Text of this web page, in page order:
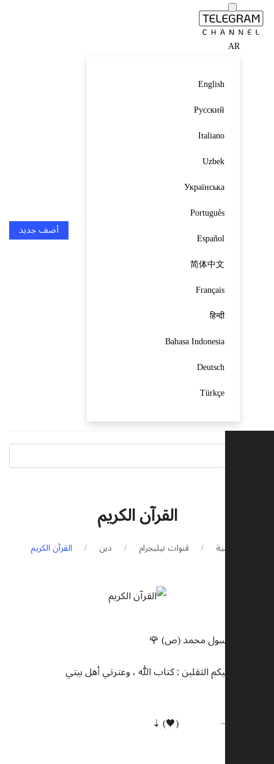
AR
English
Русский
Italiano
Uzbek
Українська
Português
Español
简体中文
Français
हिन्दी
Bahasa Indonesia
Deutsch
Türkçe
أضف جديد
القرآن الكريم
الرئيسية قنوات تيليجرام دين القرآن الكريم
🌹 قال الرسول محمد (ص) 🌹
إني تارك فيكم الثقلين : كتاب الله ، وعترتي أهل بيتي
⠀⠀⠀ ⠀⠀➝ @Vl1lV (🖤) ⇣